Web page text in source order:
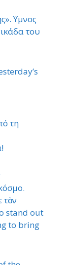
΄Υμνος
του
τη
τὸν
stand out
to bring